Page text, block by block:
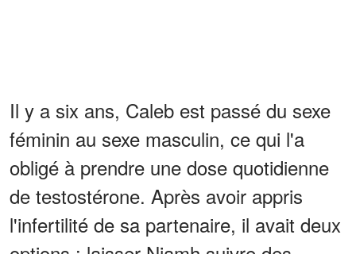
Il y a six ans, Caleb est passé du sexe
féminin au sexe masculin, ce qui l'a
obligé à prendre une dose quotidienne
de testostérone. Après avoir appris
l'infertilité de sa partenaire, il avait deux